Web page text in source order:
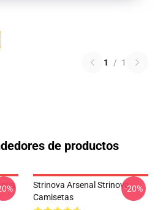
1 / 1
de productos
Strinova Arsenal Strinova
Camisetas
-20%